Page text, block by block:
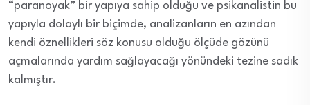
“paranoyak” bir yapıya sahip olduğu ve psikanalistin bu
yapıyla dolaylı bir biçimde, analizanların en azından
kendi öznellikleri söz konusu olduğu ölçüde gözünü
açmalarında yardım sağlayacağı yönündeki tezine sadık
kalmıştır.